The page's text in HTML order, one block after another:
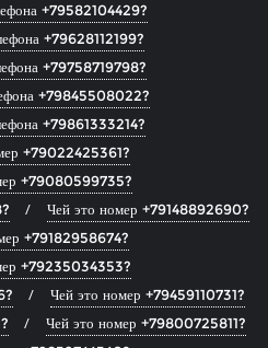
+79582104429?
+79628112199?
+79758719798?
+79845508022?
+79861333214?
+79022425361?
+79080599735?
Чей это номер +79148892690?
+79182958674?
+79235034353?
Чей это номер +79459110731?
Чей это номер +79800725811?